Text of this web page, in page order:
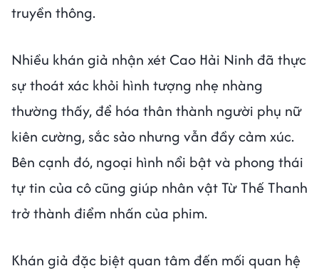
truyền thông.
Nhiều khán giả nhận xét Cao Hải Ninh đã thực
sự thoát xác khỏi hình tượng nhẹ nhàng
thường thấy, để hóa thân thành người phụ nữ
kiên cường, sắc sảo nhưng vẫn đầy cảm xúc.
Bên cạnh đó, ngoại hình nổi bật và phong thái
tự tin của cô cũng giúp nhân vật Từ Thế Thanh
trở thành điểm nhấn của phim.
Khán giả đặc biệt quan tâm đến mối quan hệ